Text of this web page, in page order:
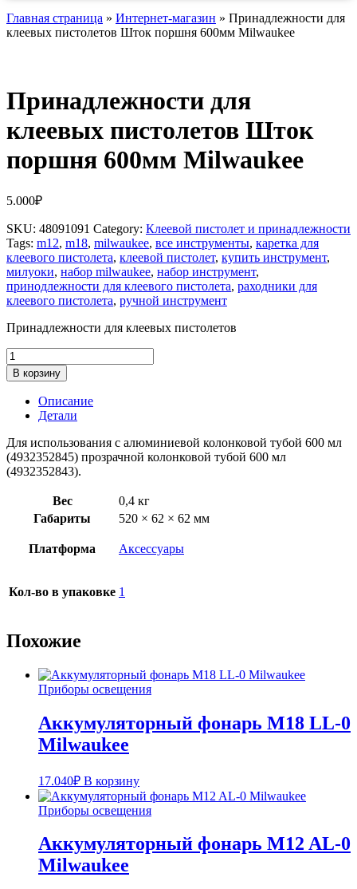
Главная страница » Интернет-магазин » Принадлежности для
клеевых пистолетов Шток поршня 600мм Milwaukee
Принадлежности для
клеевых пистолетов Шток
поршня 600мм Milwaukee
5.000₽
SKU: 48091091 Category: Клеевой пистолет и принадлежности
Tags: m12, m18, milwaukee, все инструменты, каретка для
клеевого пистолета, клеевой пистолет, купить инструмент,
милуоки, набор milwaukee, набор инструмент,
принодлежности для клеевого пистолета, раходники для
клеевого пистолета, ручной инструмент
Принадлежности для клеевых пистолетов
Количество
товара
Принадлежности
клеевых
пистолетов
Шток
поршня
600мм
В корзину
Описание
Детали
Для использования с алюминиевой колонковой тубой 600 мл
(4932352845) прозрачной колонковой тубой 600 мл
(4932352843).
Вес
0,4 кг
Габариты
520 × 62 × 62 мм
Платформа Аксессуары
Кол-во в упаковке 1
Похожие
Приборы освещения
Аккумуляторный фонарь M18 LL-0
Milwaukee
17.040₽ В корзину
Приборы освещения
Аккумуляторный фонарь M12 AL-0
Milwaukee